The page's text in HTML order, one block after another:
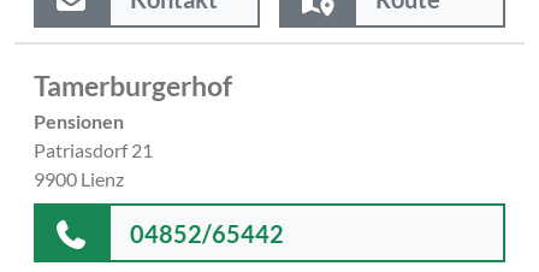
Tamerburgerhof
Pensionen
Patriasdorf 21
9900 Lienz
04852/65442